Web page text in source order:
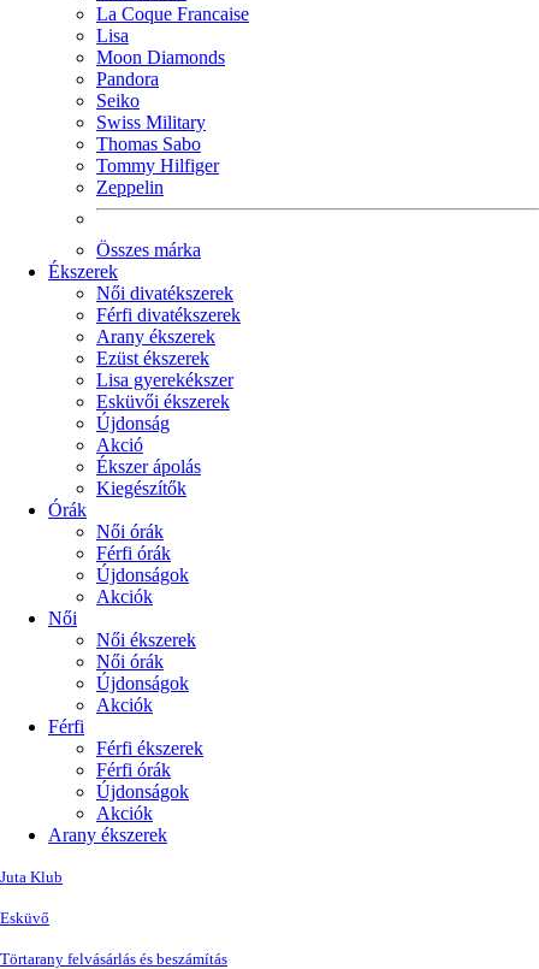
La Coque Francaise
Lisa
Moon Diamonds
Pandora
Seiko
Swiss Military
Thomas Sabo
Tommy Hilfiger
Zeppelin
Összes márka
Ékszerek
Női divatékszerek
Férfi divatékszerek
Arany ékszerek
Ezüst ékszerek
Lisa gyerekékszer
Esküvői ékszerek
Újdonság
Akció
Ékszer ápolás
Kiegészítők
Órák
Női órák
Férfi órák
Újdonságok
Akciók
Női
Női ékszerek
Női órák
Újdonságok
Akciók
Férfi
Férfi ékszerek
Férfi órák
Újdonságok
Akciók
Arany ékszerek
Juta Klub
Esküvő
Törtarany felvásárlás és beszámítás